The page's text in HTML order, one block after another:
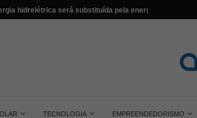
é o novo distribuidor da Trust no...
TECNOLOGIA EMPREENDEDORISMO